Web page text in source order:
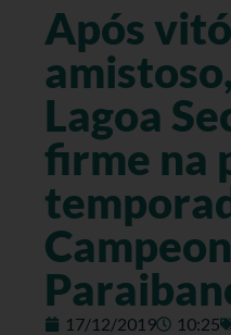
Após
Lagoa
firme na
17/12/2019 10:25